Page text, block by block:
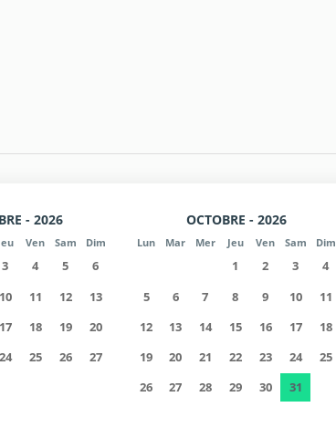
- 2026
Ven Sam Dim
3 4 5
6
10 11 12
13
17 18 19
20
24 25 26
27
OCTOBRE - 2026
Lun Mar Mer Jeu Ven Sam Dim
1 2 3
4
5
6 7 8 9 10
11
12
13 14 15 16 17
18
19
20 21 22 23 24
25
26
27 28 29 30 31